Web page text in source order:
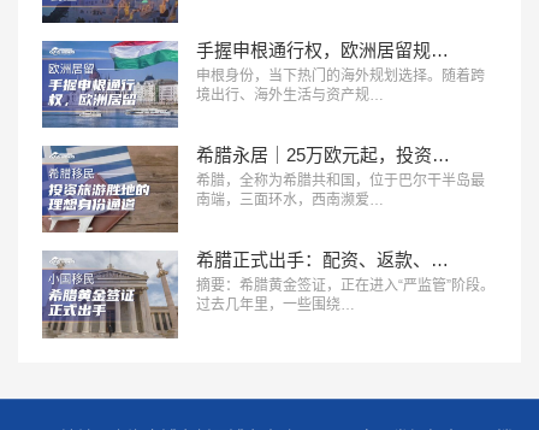
手握申根通行权，欧洲居留规划该如何选择？
申根身份，当下热门的海外规划选择。随着跨
境出行、海外生活与资产规…
希腊永居｜25万欧元起，投资旅游胜地的理想身份通道
希腊，全称为希腊共和国，位于巴尔干半岛最
南端，三面环水，西南濒爱…
希腊正式出手：配资、返款、低价黄金签证，或将直接取消身份
摘要：希腊黄金签证，正在进入“严监管”阶段。
过去几年里，一些围绕…